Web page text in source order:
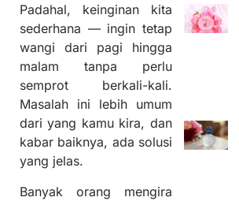
Padahal, keinginan kita
sederhana — ingin tetap
wangi dari pagi hingga
malam tanpa perlu
semprot berkali-kali.
Masalah ini lebih umum
dari yang kamu kira, dan
kabar baiknya, ada solusi
yang jelas.
Banyak orang mengira